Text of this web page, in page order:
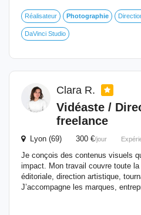
Réalisateur Photographie
DaVinci Studio
Clara R.
Vidéaste /
freelance
Lyon (69) 300 €/jour
Je conçois des contenus visuels
impact. Mon travail couvre toute
éditoriale, direction artistique,
J’accompagne les marques,